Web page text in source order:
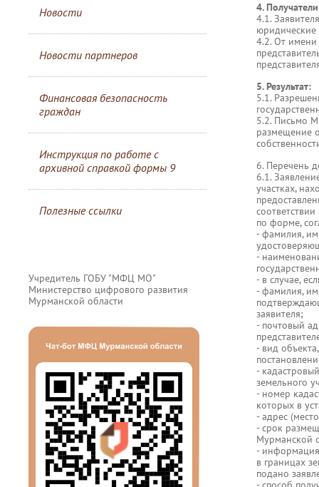
Новости
Новости партнеров
Финансовая безопасность
граждан
Инструкция по работе с
архивной справкой формы 9
Полезные ссылки
Учредитель ГОБУ "МФЦ МО"
Министерство цифрового развития
Мурманской области
4.
4.1.
юридические
4.2. От имени
5. Результат:
5.1.
5.2. Письмо
размещение
6. Перечень
6.1.
участках,
по форме,
- фамилия,
-
- в случае,
- фамилия,
заявителя;
- почтовый
- вид
-
земельного
- номер
которых в
- адрес
- срок
Мурманской
- информация
в границах
подано